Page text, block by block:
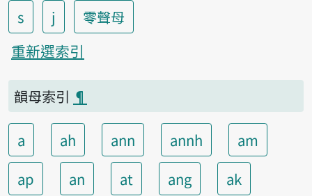
s
j
零聲母
重新選索引
韻母索引 ¶
a ah ann annh
am
ap
an at ang ak